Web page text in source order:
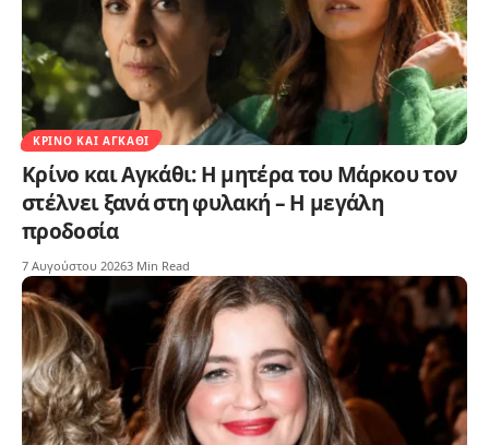
ΚΡΊΝΟ ΚΑΙ ΑΓΚΆΘΙ
Κρίνο και Αγκάθι: Η μητέρα του Μάρκου τον
στέλνει ξανά στη φυλακή – Η μεγάλη
προδοσία
7 Αυγούστου 20263 Min Read